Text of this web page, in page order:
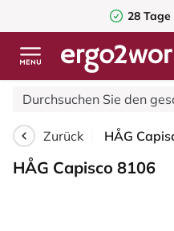
28 Tage
Zurück
HÅG Capisco 8106